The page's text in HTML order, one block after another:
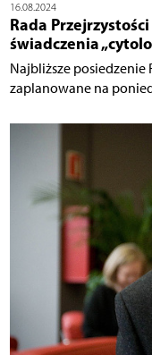
16.08.2024
Rada
świadczenia
Najbliższe posiedzenie
zaplanowane na